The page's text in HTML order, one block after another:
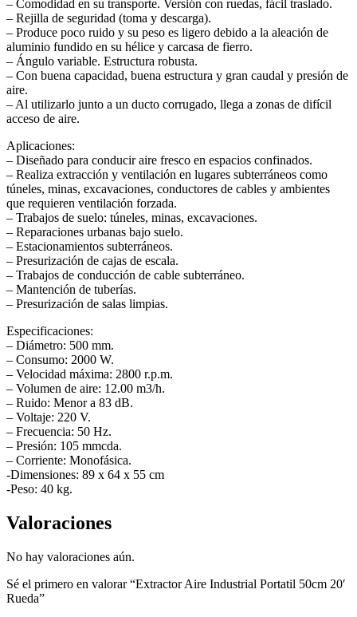
– Comodidad en su transporte. Versión con ruedas, fácil traslado.
– Rejilla de seguridad (toma y descarga).
– Produce poco ruido y su peso es ligero debido a la aleación de
aluminio fundido en su hélice y carcasa de fierro.
– Ángulo variable. Estructura robusta.
– Con buena capacidad, buena estructura y gran caudal y presión de
aire.
– Al utilizarlo junto a un ducto corrugado, llega a zonas de difícil
acceso de aire.
Aplicaciones:
– Diseñado para conducir aire fresco en espacios confinados.
– Realiza extracción y ventilación en lugares subterráneos como
túneles, minas, excavaciones, conductores de cables y ambientes
que requieren ventilación forzada.
– Trabajos de suelo: túneles, minas, excavaciones.
– Reparaciones urbanas bajo suelo.
– Estacionamientos subterráneos.
– Presurización de cajas de escala.
– Trabajos de conducción de cable subterráneo.
– Mantención de tuberías.
– Presurización de salas limpias.
Especificaciones:
– Diámetro: 500 mm.
– Consumo: 2000 W.
– Velocidad máxima: 2800 r.p.m.
– Volumen de aire: 12.00 m3/h.
– Ruido: Menor a 83 dB.
– Voltaje: 220 V.
– Frecuencia: 50 Hz.
– Presión: 105 mmcda.
– Corriente: Monofásica.
-Dimensiones: 89 x 64 x 55 cm
-Peso: 40 kg.
Valoraciones
No hay valoraciones aún.
Sé el primero en valorar “Extractor Aire Industrial Portatil 50cm 20′
Rueda”